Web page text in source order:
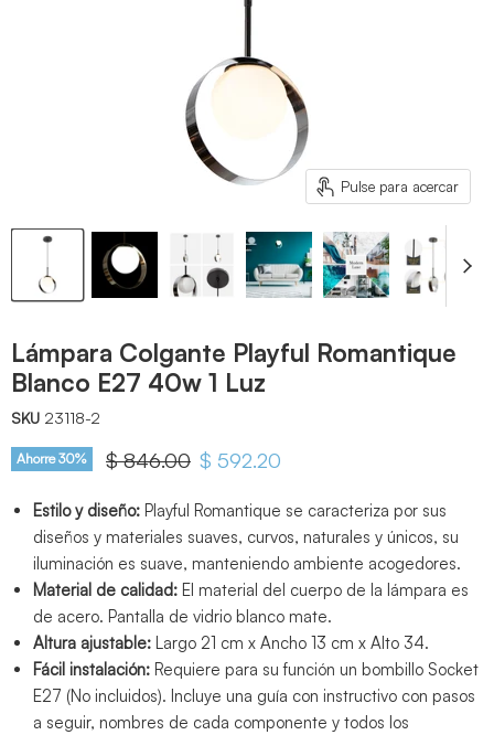
Pulse para acercar
Lámpara Colgante Playful Romantique
Blanco E27 40w 1 Luz
SKU 23118-2
Ahorre30% Precio original
$ 846.00 Precio actual
$ 592.20
Estilo y diseño: Playful Romantique se caracteriza por sus
diseños y materiales suaves, curvos, naturales y únicos, su
iluminación es suave, manteniendo ambiente acogedores.
Material de calidad: El material del cuerpo de la lámpara es
de acero. Pantalla de vidrio blanco mate.
Altura ajustable: Largo 21 cm x Ancho 13 cm x Alto 34.
Fácil instalación: Requiere para su función un bombillo Socket
E27 (No incluidos). Incluye una guía con instructivo con pasos
a seguir, nombres de cada componente y todos los